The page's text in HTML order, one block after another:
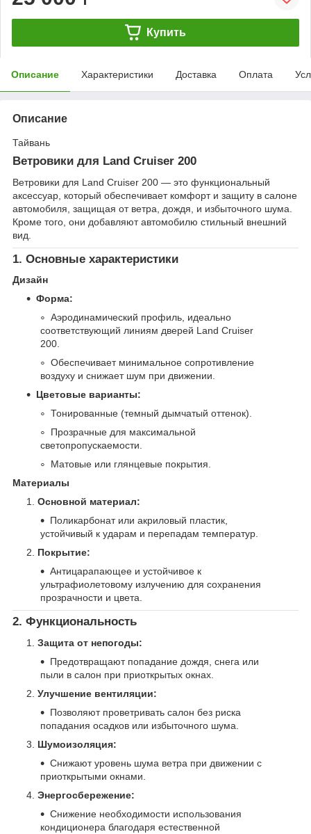
Купить
Описание Характеристики Доставка Оплата
Описание
Тайвань
Ветровики для Land Cruiser 200
Ветровики для Land Cruiser 200 — это функциональный
аксессуар, который обеспечивает комфорт и защиту в салоне
автомобиля, защищая от ветра, дождя, и избыточного шума.
Кроме того, они добавляют автомобилю стильный внешний
вид.
1. Основные характеристики
Дизайн
Форма:
Аэродинамический профиль, идеально
соответствующий линиям дверей Land Cruiser
200.
Обеспечивает минимальное сопротивление
воздуху и снижает шум при движении.
Цветовые варианты:
Тонированные (темный дымчатый оттенок).
Прозрачные для максимальной
светопропускаемости.
Матовые или глянцевые покрытия.
Материалы
Основной материал:
Поликарбонат или акриловый пластик,
устойчивый к ударам и перепадам температур.
Покрытие:
Антицарапающее и устойчивое к
ультрафиолетовому излучению для сохранения
прозрачности и цвета.
2. Функциональность
Защита от непогоды:
Предотвращают попадание дождя, снега или
пыли в салон при приоткрытых окнах.
Улучшение вентиляции:
Позволяют проветривать салон без риска
попадания осадков или избыточного шума.
Шумоизоляция:
Снижают уровень шума ветра при движении с
приоткрытыми окнами.
Энергосбережение:
Снижение необходимости использования
кондиционера благодаря естественной